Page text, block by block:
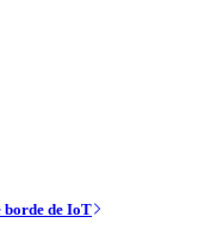
borde de IoT